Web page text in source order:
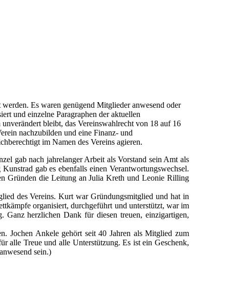
Es waren genügend Mitglieder anwesend oder
und einzelne Paragraphen der aktuellen
bleibt, das Vereinswahlrecht von 18 auf 16
nachzubilden und eine Finanz- und
im Namen des Vereins agieren.
gab nach jahrelanger Arbeit als Vorstand sein Amt als
gab es ebenfalls einen Verantwortungswechsel.
Gründen die Leitung an Julia Kreth und Leonie Rilling
des Vereins. Kurt war Gründungsmitglied und hat in
organisiert, durchgeführt und unterstützt, war im
Ganz herzlichen Dank für diesen treuen, einzigartigen,
Jochen Ankele gehört seit 40 Jahren als Mitglied zum
alle Treue und alle Unterstützung. Es ist ein Geschenk,
sein.)